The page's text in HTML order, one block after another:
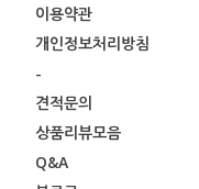
이용약관
개인정보처리방침
-
견적문의
상품리뷰모음
Q&A